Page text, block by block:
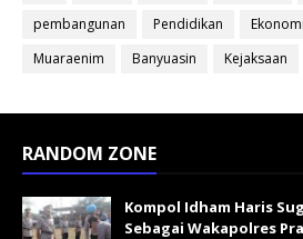
pembangunan
Pendidikan Ekonomi
Muaraenim
Banyuasin Kejaksaan
RANDOM ZONE
Kompol Idham Haris
Sebagai Wakapolres